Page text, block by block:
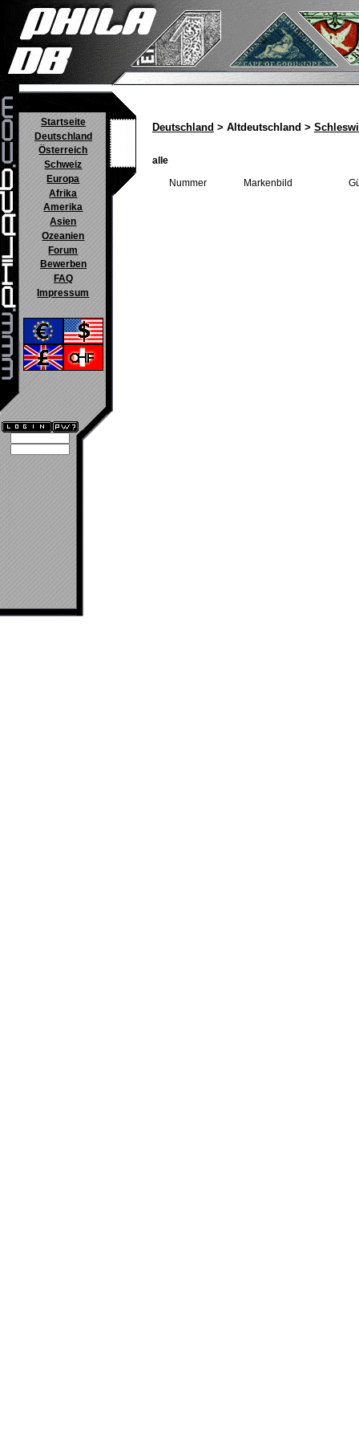
Startseite
Deutschland
Österreich
Schweiz
Europa
Afrika
Amerika
Asien
Ozeanien
Forum
Bewerben
FAQ
Impressum
Deutschland > Altdeutschland >
alle
Nummer Markenbild